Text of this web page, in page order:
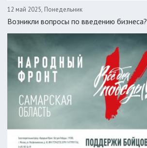
12 май 2025, Понедельник
Возникли вопросы по введению бизнеса?